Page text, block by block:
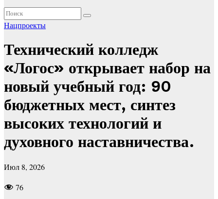
Нацпроекты
Технический колледж
«Логос» открывает набор на
новый учебный год: 90
бюджетных мест, синтез
высоких технологий и
духовного наставничества.
Июл 8, 2026
76